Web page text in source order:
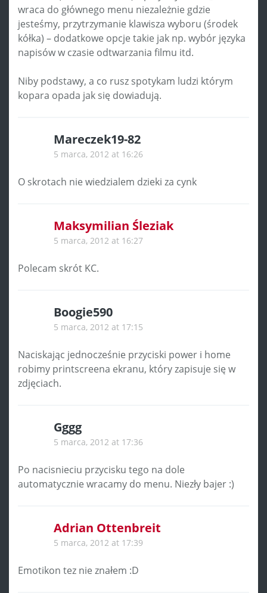
wraca do głównego menu niezależnie gdzie
jesteśmy, przytrzymanie klawisza wyboru (środek
kółka) – dodatkowe opcje takie jak np. wybór języka
napisów w czasie odtwarzania filmu itd.
Niby podstawy, a co rusz spotykam ludzi którym
kopara opada jak się dowiadują.
Mareczek19-82
5 marca, 2012 at 16:26
O skrotach nie wiedzialem dzieki za cynk
Maksymilian Śleziak
5 marca, 2012 at 16:27
Polecam skrót KC.
Boogie590
5 marca, 2012 at 17:15
Naciskając jednocześnie przyciski power i home
robimy printscreena ekranu, który zapisuje się w
zdjęciach.
Gggg
5 marca, 2012 at 17:36
Po nacisnieciu przycisku tego na dole
automatycznie wracamy do menu. Niezły bajer :)
Adrian Ottenbreit
5 marca, 2012 at 17:39
Emotikon tez nie znałem :D